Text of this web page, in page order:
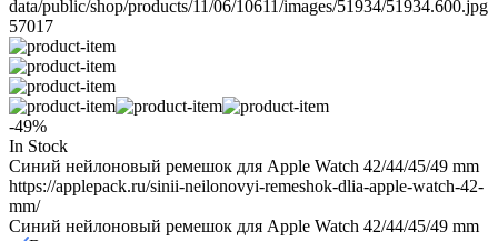
data/public/shop/products/11/06/10611/images/51934/51934.600.jpg
57017
-49%
In Stock
Синий нейлоновый ремешок для Apple Watch 42/44/45/49 mm
https://applepack.ru/sinii-neilonovyi-remeshok-dlia-apple-watch-42-
mm/
Синий нейлоновый ремешок для Apple Watch 42/44/45/49 mm